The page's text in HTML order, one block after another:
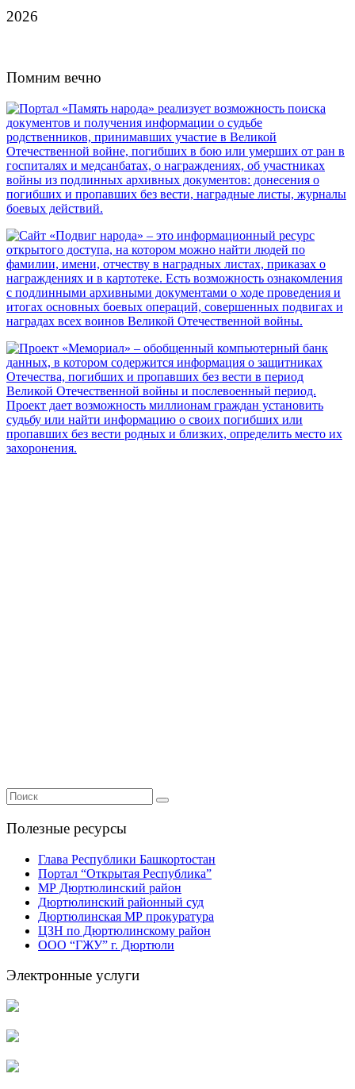
2026
Помним вечно
Полезные ресурсы
Глава Республики Башкортостан
Портал “Открытая Республика”
МР Дюртюлинский район
Дюртюлинский районный суд
Дюртюлинская МР прокуратура
ЦЗН по Дюртюлинскому район
ООО “ГЖУ” г. Дюртюли
Электронные услуги